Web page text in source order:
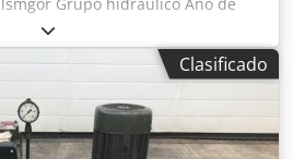
bomba hidráulica, bomba de
con motor de 90 kW Tipo (bomba
de serie: 20921237 / 001 Presión
Presión máxima p max.: 420 bar
cm³ por revolución Caudal:
rpm (valor calculado)
Clasificado